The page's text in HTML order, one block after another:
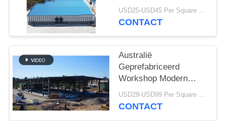
portaalframe
USD25-USD45 Per Square Meter MOQ:200 vierkante meter
CONTACT
Australië
Geprefabriceerd
Workshop Modern
Type van
Staalstructuren
USD29-USD99 Per Square Meter MOQ:500 vierkante meter
CONTACT